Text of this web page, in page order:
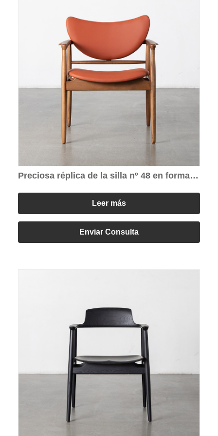
Preciosa réplica de la silla nº 48 en forma
Leer más
Enviar Consulta